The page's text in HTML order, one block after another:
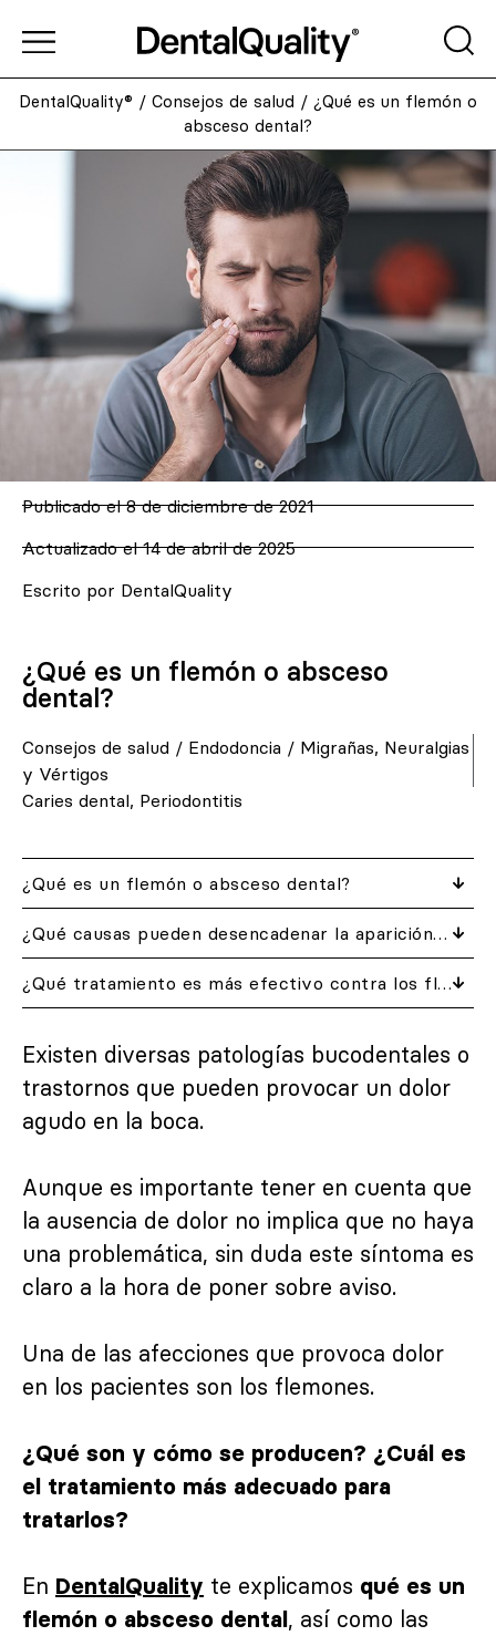
DentalQuality® / Consejos de salud / ¿Qué es un flemón o
absceso dental?
Publicado el 8 de diciembre de 2021
Actualizado el 14 de abril de 2025
Escrito por DentalQuality
¿Qué es un flemón o absceso
dental?
Consejos de salud / Endodoncia / Migrañas, Neuralgias
y Vértigos
Caries dental, Periodontitis
¿Qué es un flemón o absceso dental?
¿Qué causas pueden desencadenar la aparición de un flemón?
¿Qué tratamiento es más efectivo contra los flemones?
Existen diversas patologías bucodentales o
trastornos que pueden provocar un dolor
agudo en la boca.
Aunque es importante tener en cuenta que
la ausencia de dolor no implica que no haya
una problemática, sin duda este síntoma es
claro a la hora de poner sobre aviso.
Una de las afecciones que provoca dolor
en los pacientes son los flemones.
¿Qué son y cómo se producen? ¿Cuál es
el tratamiento más adecuado para
tratarlos?
En DentalQuality te explicamos qué es un
flemón o absceso dental, así como las